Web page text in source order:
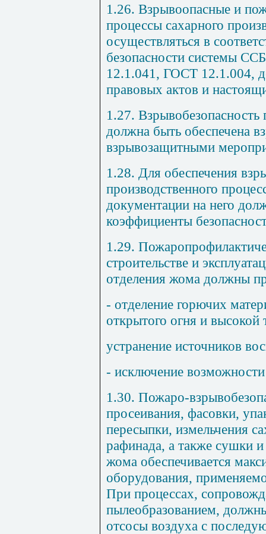
1.26. Взрывоопасные и
процессы сахарного
осуществляться в
безопасности системы
12.1.041, ГОСТ 12.1.004,
правовых актов и
1.27.
должна быть обеспечена
взрывозащитными
1.28. Для обеспечения
производственного
документации на него
коэффициенты
1.29.
строительстве и
отделения жома должны
- отделение горючих
открытого огня и высокой
устранение источников
- исключение
1.30. Пожаро-
просеивания, фасовки,
пересыпки, измельчения
рафинада, а также сушки
жома обеспечивается
оборудования,
При процессах,
пылеобразованием,
отсосы воздуха с